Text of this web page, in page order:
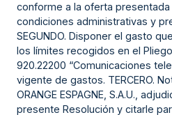
conforme a la oferta
condiciones administrativas y
SEGUNDO. Disponer el gasto
los límites recogidos en el
920.22200 “Comunicaciones
vigente de gastos. TERCERO.
ORANGE ESPAGNE, S.A.U.,
presente Resolución y citarle